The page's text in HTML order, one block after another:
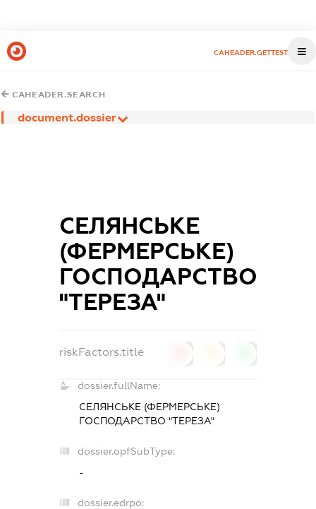
CAHEADER.GETTEST
CAHEADER.SEARCH
document.dossier
СЕЛЯНСЬКЕ
(ФЕРМЕРСЬКЕ)
ГОСПОДАРСТВО
"ТЕРЕЗА"
riskFactors.title
dossier.fullName:
СЕЛЯНСЬКЕ (ФЕРМЕРСЬКЕ)
ГОСПОДАРСТВО "ТЕРЕЗА"
dossier.opfSubType:
-
dossier.edrpo: